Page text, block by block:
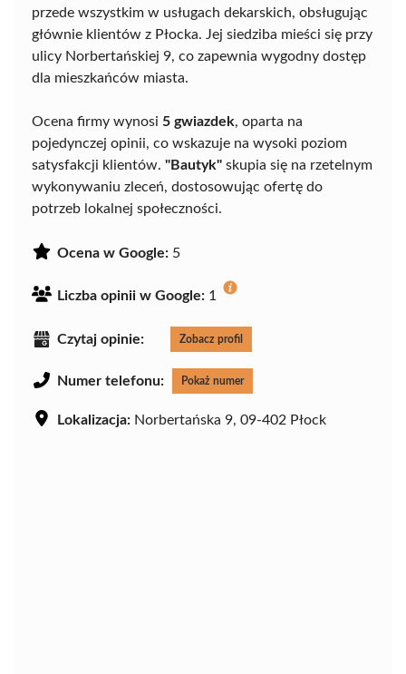
przede wszystkim w usługach dekarskich, obsługując
głównie klientów z Płocka. Jej siedziba mieści się przy
ulicy Norbertańskiej 9, co zapewnia wygodny dostęp
dla mieszkańców miasta.
Ocena firmy wynosi 5 gwiazdek, oparta na
pojedynczej opinii, co wskazuje na wysoki poziom
satysfakcji klientów. "Bautyk" skupia się na rzetelnym
wykonywaniu zleceń, dostosowując ofertę do
potrzeb lokalnej społeczności.
Ocena w Google: 5
Liczba opinii w Google: 1
Czytaj opinie: Zobacz profil
Numer telefonu: Pokaż numer
Lokalizacja: Norbertańska 9, 09-402 Płock